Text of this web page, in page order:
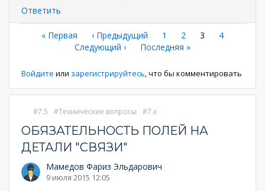
Ответить
Нумерация
страниц
Первая
страница
« Первая ←
‹ Предыдущий Страница
1 Страница
2
Текущая
3 Страница
4
Следующая
Следующий ›
Последняя
Последняя »
Войдите или зарегистрируйтесь, что бы комментировать
7.5 Технические вопросы 7.x
ОБЯЗАТЕЛЬНОСТЬ ПОЛЕЙ НА
ДЕТАЛИ "СВЯЗИ"
Мамедов Фариз Эльдарович
9 июля 2015 12:05